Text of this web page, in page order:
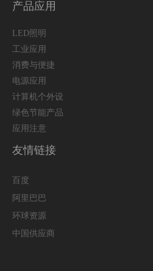
产品应用
LED照明
工业应用
消费与便捷
电源应用
计算机个外设
绿色节能产品
应用注意
友情链接
百度
阿里巴巴
环球资源
中国供应商